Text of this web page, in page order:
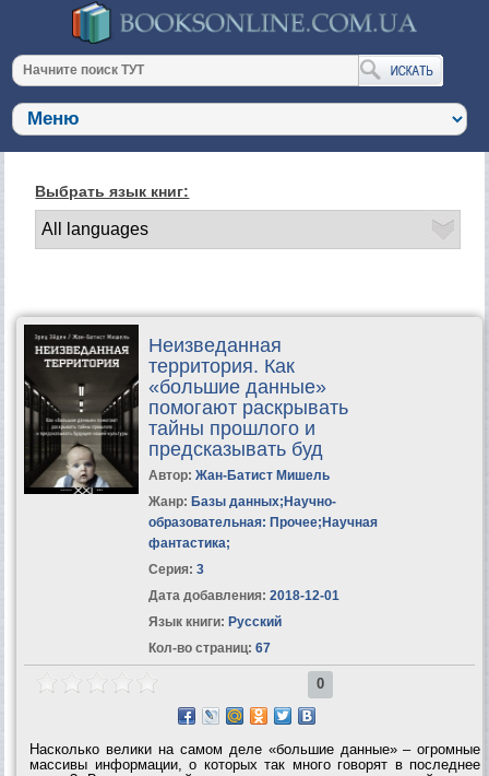
Выбрать язык книг:
Неизведанная
территория. Как
«большие данные»
помогают раскрывать
тайны прошлого и
предсказывать буд
Автор: Жан-Батист Мишель
Жанр: Базы данных; Научно-
образовательная: Прочее; Научная
фантастика;
Серия: 3
Дата добавления: 2018-12-01
Язык книги: Русский
Кол-во страниц: 67
0
Насколько велики на самом деле «большие данные» – огромные
массивы информации, о которых так много говорят в последнее